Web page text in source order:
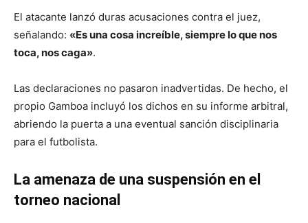
El atacante lanzó duras acusaciones contra el juez,
señalando: «Es una cosa increíble, siempre lo que nos
toca, nos caga».
Las declaraciones no pasaron inadvertidas. De hecho, el
propio Gamboa incluyó los dichos en su informe arbitral,
abriendo la puerta a una eventual sanción disciplinaria
para el futbolista.
La amenaza de una suspensión en el
torneo nacional